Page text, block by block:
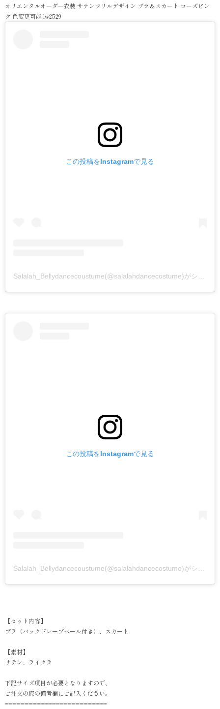
オリエンタルオーダー衣装 サテンフリルデザイン ブラ＆スカート ローズピン
ク 色変更可能 lw2529
この投稿をInstagramで見る
Salalah_Bellydancecoustume(@salalahdancecostume)がシェアした投稿
この投稿をInstagramで見る
【セット内容】
ブラ（バックドレープベール付き）、スカート
【素材】
サテン、ライクラ
下記サイズ項目が必要となりますので、
ご注文の際の備考欄にご記入ください。
==========================